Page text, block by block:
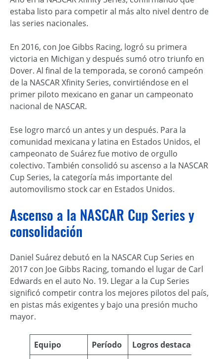
estaba listo para competir al más alto nivel dentro de
las series nacionales.
En 2016, con Joe Gibbs Racing, logró su primera
victoria en Michigan y después sumó otro triunfo en
Dover. Al final de la temporada, se coronó campeón
de la NASCAR Xfinity Series, convirtiéndose en el
primer piloto mexicano en ganar un campeonato
nacional de NASCAR.
Ese logro marcó un antes y un después. Para la
comunidad mexicana y latina en Estados Unidos, el
campeonato de Suárez fue motivo de orgullo
colectivo. También consolidó su ascenso a la NASCAR
Cup Series, la categoría más importante del
automovilismo stock car en Estados Unidos.
Ascenso a la NASCAR Cup Series y
consolidación
Daniel Suárez debutó en la NASCAR Cup Series en
2017 con Joe Gibbs Racing, tomando el lugar de Carl
Edwards en el auto No. 19. Llegar a la Cup Series
significó competir contra los mejores pilotos del país,
en pistas más exigentes y bajo una presión mucho
mayor.
Equipo Período
Logros destacados